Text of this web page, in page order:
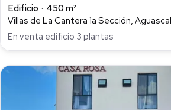
Edificio
450 m²
Villas de La Cantera 1a Sección,
En venta edificio 3 plantas